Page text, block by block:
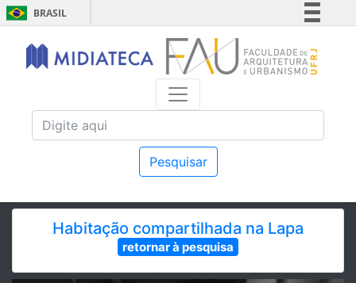
BRASIL
Simplifique!
Comunica BR
Acesso à informação
Pesquisar
Habitação compartilhada na Lapa
retornar à pesquisa